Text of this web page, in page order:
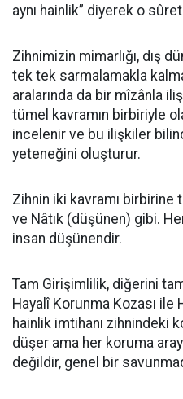
aynı hainlik” diyerek o
​Zihnimizin mimarlığı, dış
tek tek sarmalamakla
aralarında da bir mîzânla
tümel kavramın birbiriyle
incelenir ve bu ilişkiler
yeteneğini oluşturur.
​Zihnin iki kavramı
ve Nâtık (düşünen) gibi.
insan düşünendir.
​Tam Girişimlilik, diğerini
Hayalî Korunma Kozası ile
hainlik imtihanı zihnindeki
düşer ama her koruma
değildir, genel bir